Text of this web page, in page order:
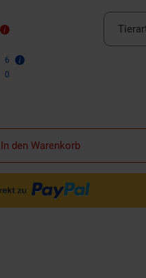
6
0
In den Warenkorb